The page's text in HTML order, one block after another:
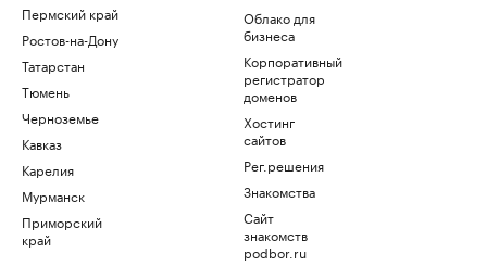
Пермский край
Ростов-на-Дону
Татарстан
Тюмень
Черноземье
Кавказ
Карелия
Мурманск
Приморский
край
Облако для
бизнеса
Корпоративный
регистратор
доменов
Хостинг
сайтов
Рег.решения
Знакомства
Сайт
знакомств
podbor.ru